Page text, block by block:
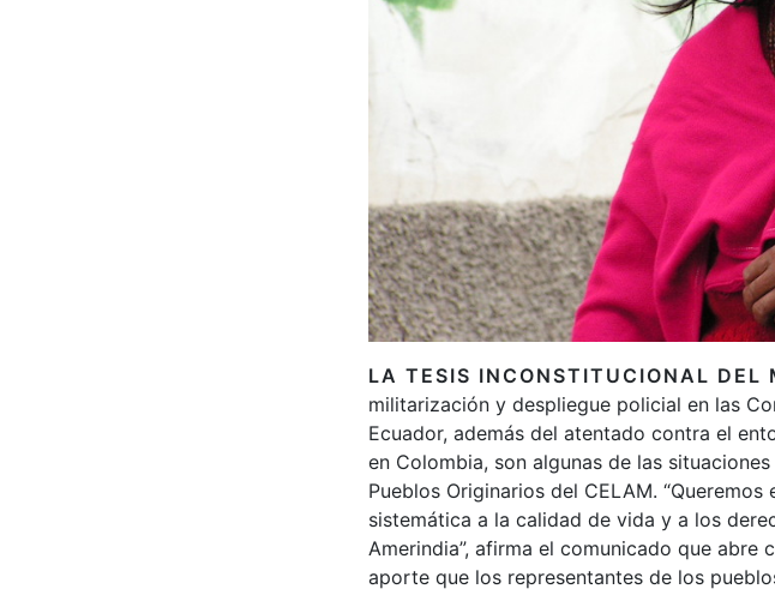
LA TESIS INCONSTITUCIONAL DEL
militarización y despliegue policial en las
Ecuador, además del atentado contra el
en Colombia, son algunas de las
Pueblos Originarios del CELAM.
sistemática a la calidad de vida y a los
Amerindia”, afirma el comunicado que abre
aporte que los representantes de los